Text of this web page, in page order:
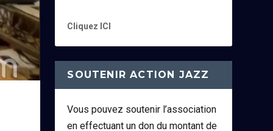
Cliquez ICI
SOUTENIR ACTION JAZZ
Vous pouvez soutenir l’association
en effectuant un don du montant de